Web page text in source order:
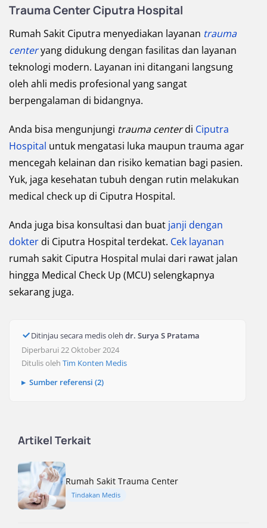
Trauma Center Ciputra Hospital
Rumah Sakit Ciputra menyediakan layanan trauma
centeryang didukung dengan fasilitas dan layanan
teknologi modern. Layanan ini ditangani langsung
oleh ahli medis profesional yang sangat
berpengalaman di bidangnya.
Anda bisa mengunjungi trauma centerdi Ciputra
Hospital untuk mengatasi luka maupun trauma agar
mencegah kelainan dan risiko kematian bagi pasien.
Yuk, jaga kesehatan tubuh dengan rutin melakukan
medical check up di Ciputra Hospital.
Anda juga bisa konsultasi dan buat janji dengan
dokter di Ciputra Hospital terdekat. Cek layanan
rumah sakit Ciputra Hospital mulai dari rawat jalan
hingga Medical Check Up (MCU) selengkapnya
sekarang juga.
Ditinjau secara medis oleh dr. Surya S Pratama
Diperbarui 22 Oktober 2024
Ditulis oleh Tim Konten Medis
Sumber referensi (2)
Artikel Terkait
Rumah Sakit Trauma Center
Tindakan Medis